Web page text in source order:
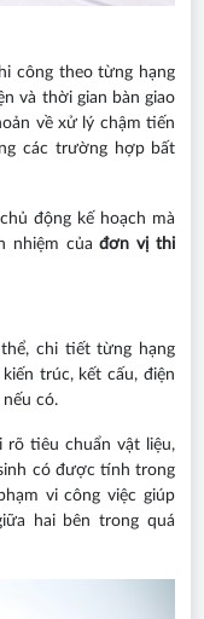
công theo từng hạng
và thời gian bàn giao
về xử lý chậm tiến
các trường hợp bất
động kế hoạch mà
nhiệm củađơn vị thi
chi tiết từng hạng
trúc, kết cấu, điện
có.
rõ tiêu chuẩn vật liệu,
có được tính trong
vi công việc giúp
hai bên trong quá